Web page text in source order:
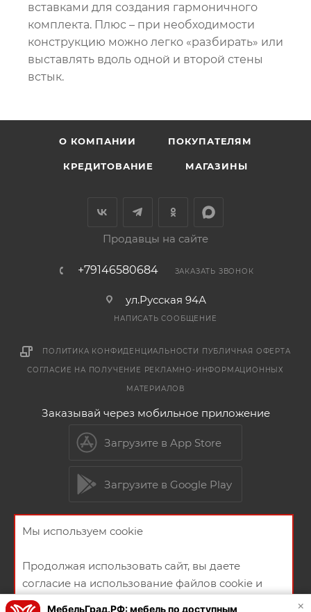
вставками для создания гармоничного
комплекта. Плюс – при необходимости
конструкцию можно легко «разбирать» или
выставлять вдоль одной и второй стены
встык.
О КОМПАНИИ ПОКУПАТЕЛЯМ
КРЕДИТОВАНИЕ МАГАЗИНЫ
Продавцы на сайте
+79146580684 ЗАКАЗАТЬ ЗВОНОК
ул.Русская 94А
НАПИСАТЬ СООБЩЕНИЕ
ПОЛИТИКА КОНФИДЕНЦИАЛЬНОСТИ ПУБЛИЧНАЯ ОФЕРТА
СОГЛАСИЕ НА ПОЛУЧЕНИЕ РЕКЛАМНО-ИНФОРМАЦИОННЫХ
МАТЕРИАЛОВ
Заказывай через мобильное приложение
Загрузите в App Store
Загрузите в Google Play
Мы используем cookie
Продолжая использовать сайт, вы даете
согласие на использование файлов cookie и
политикой конфиденциальности
×
МебельГрад.РФ: мебель по доступным